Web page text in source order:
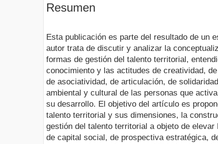
Resumen
Esta publicación es parte del resultado de un
autor trata de discutir y analizar la
formas de gestión del talento territorial,
conocimiento y las actitudes de creatividad,
de asociatividad, de articulación, de
ambiental y cultural de las personas que
su desarrollo. El objetivo del artículo es
talento territorial y sus dimensiones, la
gestión del talento territorial a objeto de
de capital social, de prospectiva estratégica,